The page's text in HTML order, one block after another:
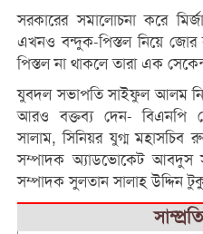
সরকারের সমালোচনা করে
এখনও বন্দুক-পিস্তল নিয়ে
পিস্তল না থাকলে তারা এক
যুবদল সভাপতি সাইফুল আলম
আরও বক্তব্য দেন- বিএনপি
সালাম, সিনিয়র যুগ্ম মহাসচিব
সম্পাদক অ্যাডভোকেট আবদুস
সম্পাদক সুলতান সালাহ উদ্দিন